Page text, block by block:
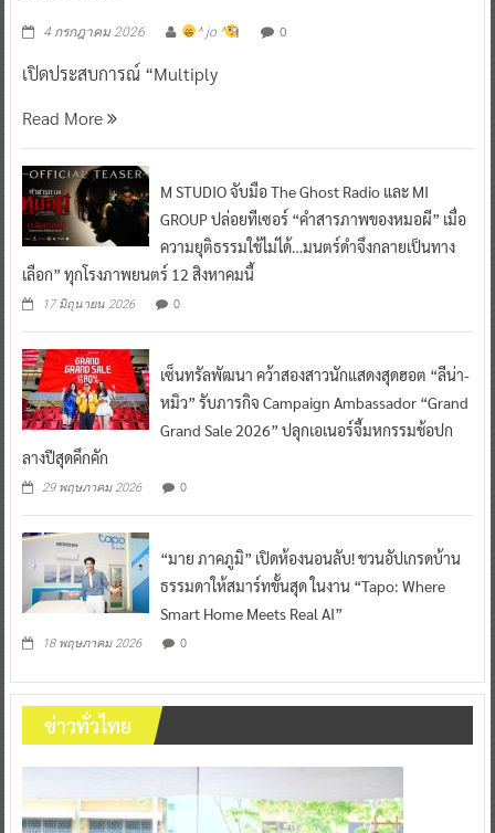
4 กรกฎาคม 2026 ^ jo ^ 0
เปิดประสบการณ์ “Multiply
Read More
M STUDIO จับมือ The Ghost Radio และ MI
GROUP ปล่อยทีเซอร์ “คำสารภาพของหมอผี” เมื่อ
ความยุติธรรมใช้ไม่ได้…มนตร์ดำจึงกลายเป็นทาง
เลือก” ทุกโรงภาพยนตร์ 12 สิงหาคมนี้
17 มิถุนายน 2026 0
เซ็นทรัลพัฒนา คว้าสองสาวนักแสดงสุดฮอต “ลีน่า-
หมิว” รับภารกิจ Campaign Ambassador “Grand
Grand Sale 2026” ปลุกเอเนอร์จี้มหกรรมช้อปก
ลางปีสุดคึกคัก
29 พฤษภาคม 2026 0
“มาย ภาคภูมิ” เปิดห้องนอนลับ! ชวนอัปเกรดบ้าน
ธรรมดาให้สมาร์ทขั้นสุด ในงาน “Tapo: Where
Smart Home Meets Real AI”
18 พฤษภาคม 2026 0
ข่าวทั่วไทย